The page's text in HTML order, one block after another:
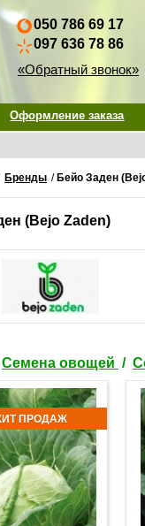
050 786 69 17
097 636 78 86
«Обратный звонок»
Оформление заказа
Бренды / Бейо Заден
(Bejo Zaden)
Семена овощей /
ПРОДАЖ